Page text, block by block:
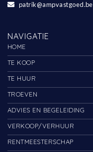
patrik@ampvastgoed.be
NAVIGATIE
HOME
TE KOOP
TE HUUR
TROEVEN
ADVIES EN BEGELEIDING
VERKOOP/VERHUUR
RENTMEESTERSCHAP